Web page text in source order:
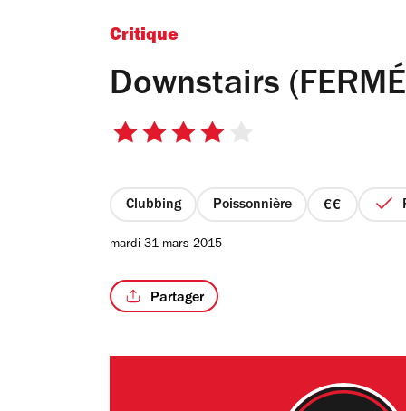
Critique
Downstairs
4
étoiles
Clubbing Poissonnière
prix
mardi 31 mars 2015
Partager